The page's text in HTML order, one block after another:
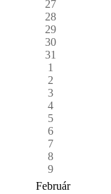
27
28
29
30
31
1
2
3
4
5
6
7
8
9
Február